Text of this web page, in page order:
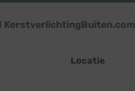
KerstverlichtingBuiten.com
Locatie